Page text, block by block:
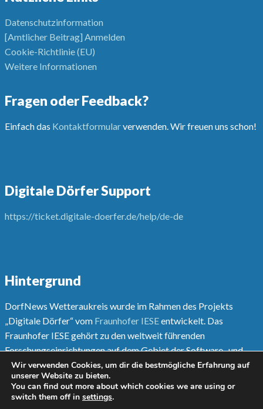
Datenschutzinformation
[Amtlicher Beitrag] Anmelden
Cookie-Richtlinie (EU)
Weitere Informationen
Fragen oder Feedback?
Einfach das Kontaktformularverwenden. Wir freuen uns schon!
Digitale Dörfer Support
https://ticket.digitale-doerfer.de/help/de-de
Hintergrund
DorfNews Wetteraukreis wurde im Rahmen des Projekts
„Digitale Dörfer“ vom Fraunhofer IESEentwickelt. Das
Fraunhofer IESE gehört zu den weltweit führenden
Forschungseinrichtungen auf dem Gebiet der Software- und
Systementwicklungsmethoden.
Mehr unterwww.digitale-doerfer.de
Wir verwenden Cookies, um dir die bestmögliche Erfahrung auf
unserer Website zu bieten.
You can find out more about which cookies we are using or
switch them off in settings.